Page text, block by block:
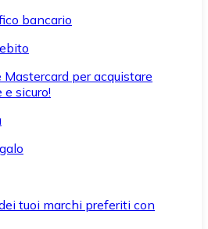
bancario
Mastercard per acquistare
sicuro!
tuoi marchi preferiti con